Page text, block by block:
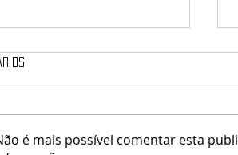
/ Verx
é mais possível comentar esta